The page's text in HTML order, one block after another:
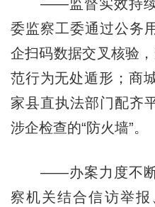
——监督实效持续
委监察工委通过公务
企扫码数据交叉核验
范行为无处遁形；商
家县直执法部门配齐
涉企检查的“防火墙”。
——办案力度不断
察机关结合信访举